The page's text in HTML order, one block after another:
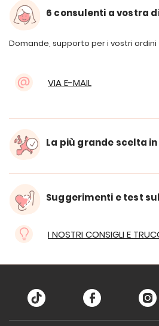
6 consulenti a vostra
Domande, supporto per i vostri ordini
VIA E-MAIL
La più grande scelta
Suggerimenti e test
I NOSTRI CONSIGLI E